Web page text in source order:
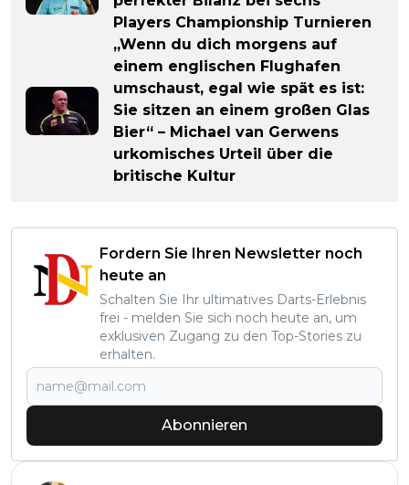
Players Championship Turnieren
„Wenn du dich morgens auf
einem englischen Flughafen
umschaust, egal wie spät es ist:
Sie sitzen an einem großen Glas
Bier“ – Michael van Gerwens
urkomisches Urteil über die
britische Kultur
Fordern Sie Ihren Newsletter noch
heute an
Schalten Sie Ihr ultimatives Darts-Erlebnis
frei - melden Sie sich noch heute an, um
exklusiven Zugang zu den Top-Stories zu
erhalten.
Abonnieren